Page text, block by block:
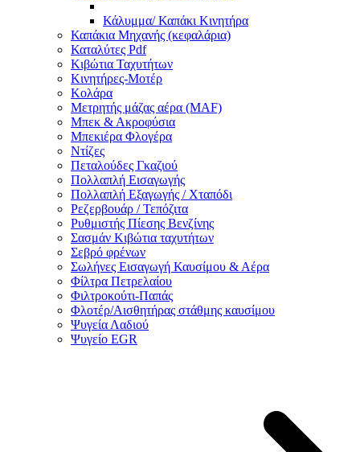
Κάλυμμα/ Καπάκι Κινητήρα
Καπάκια Μηχανής (κεφαλάρια)
Καταλύτες Pdf
Κιβώτια Ταχυτήτων
Κινητήρες-Μοτέρ
Κολάρα
Μετρητής μάζας αέρα (MAF)
Μπεκ & Ακροφύσια
Μπεκιέρα Φλογέρα
Ντίζες
Πεταλούδες Γκαζιού
Πολλαπλή Εισαγωγής
Πολλαπλή Εξαγωγής / Χταπόδι
Ρεζερβουάρ / Τεπόζιτα
Ρυθμιστής Πίεσης Βενζίνης
Σασμάν Κιβώτια ταχυτήτων
Σεβρό φρένων
Σωλήνες Εισαγωγή Καυσίμου & Αέρα
Φίλτρα Πετρελαίου
Φιλτροκούτι-Παπάς
Φλοτέρ/Αισθητήρας στάθμης καυσίμου
Ψυγεία Λαδιού
Ψυγείο EGR